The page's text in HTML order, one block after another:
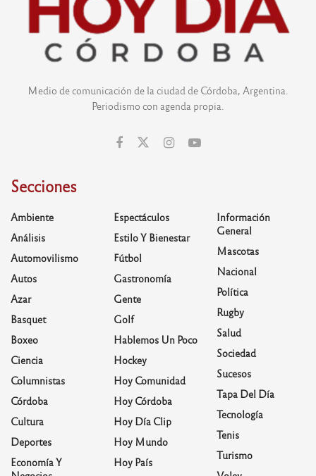
Medio de comunicación de la ciudad de Córdoba, Argentina.
Periodismo con agenda propia.
Secciones
Ambiente
Análisis
Automovilismo
Autos
Azar
Basquet
Boxeo
Ciencia
Columnistas
Córdoba
Cultura
Deportes
Economía Y
Espectáculos
Estilo Y Bienestar
Fútbol
Gastronomía
Gente
Golf
Hablemos Un Poco
Hockey
Hoy Comunidad
Hoy Córdoba
Hoy Día Clip
Hoy Mundo
Hoy País
Información
General
Mascotas
Nacional
Política
Rugby
Salud
Sociedad
Sucesos
Tapa Del Día
Tecnología
Tenis
Turismo